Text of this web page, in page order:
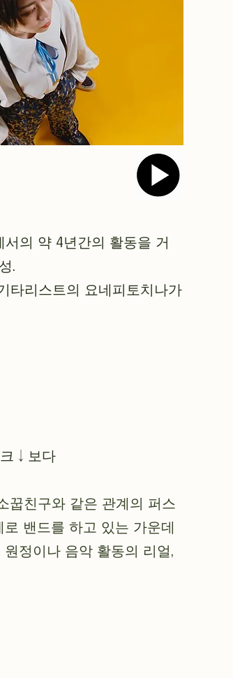
의 약 4년간의 활동을 거
.
타리스트의 요네피토치나가
크↓보다
꿉친구와 같은 관계의 퍼스
밴드를 하고 있는 가운데
정이나 음악 활동의 리얼,